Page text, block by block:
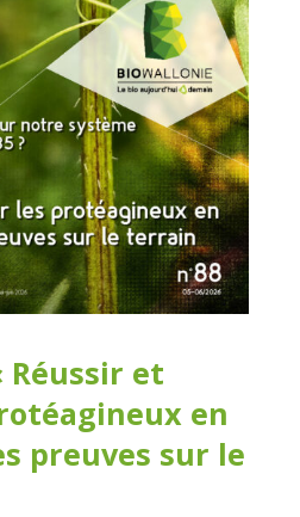
Réussir et
en
preuves sur le